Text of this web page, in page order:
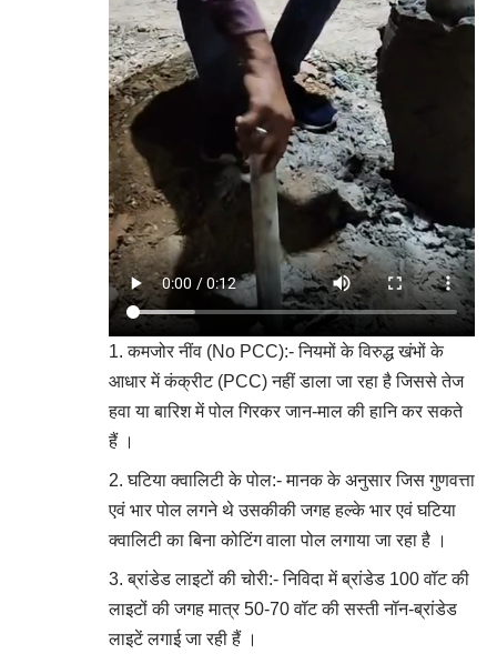
​कमजोर नींव (No PCC):- नियमों के विरुद्ध खंभों के
आधार में कंक्रीट (PCC) नहीं डाला जा रहा है जिससे तेज
हवा या बारिश में पोल गिरकर जान-माल की हानि कर सकते
हैं ।
​घटिया क्वालिटी के पोल:- मानक के अनुसार जिस गुणवत्ता
एवं भार पोल लगने थे उसकीकी जगह हल्के भार एवं घटिया
क्वालिटी का बिना कोटिंग वाला पोल लगाया जा रहा है ।
​ब्रांडेड लाइटों की चोरी:- निविदा में ब्रांडेड 100 वॉट की
लाइटों की जगह मात्र 50-70 वॉट की सस्ती नॉन-ब्रांडेड
लाइटें लगाई जा रही हैं ।